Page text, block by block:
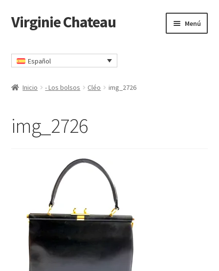
Ir
a
navegación
Ir
al
Virginie Chateau Menú
Comprar
Política de privacidad
Virginie Chateau
Español
Inicio - Los bolsos Cléo img_2726
img_2726